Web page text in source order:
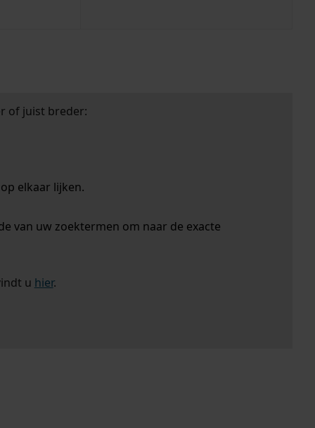
of juist breder:
elkaar lijken.
van uw zoektermen om naar de exacte
u hier.